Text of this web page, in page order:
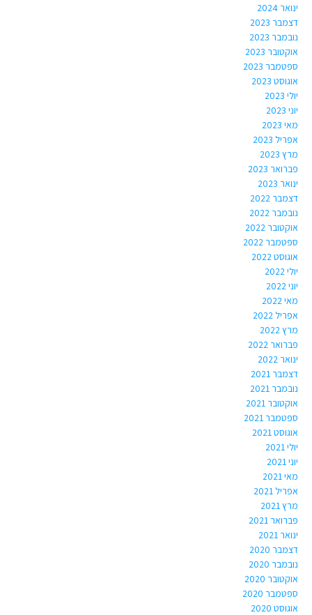
ינואר 2024
דצמבר 2023
נובמבר 2023
אוקטובר 2023
ספטמבר 2023
אוגוסט 2023
יולי 2023
יוני 2023
מאי 2023
אפריל 2023
מרץ 2023
פברואר 2023
ינואר 2023
דצמבר 2022
נובמבר 2022
אוקטובר 2022
ספטמבר 2022
אוגוסט 2022
יולי 2022
יוני 2022
מאי 2022
אפריל 2022
מרץ 2022
פברואר 2022
ינואר 2022
דצמבר 2021
נובמבר 2021
אוקטובר 2021
ספטמבר 2021
אוגוסט 2021
יולי 2021
יוני 2021
מאי 2021
אפריל 2021
מרץ 2021
פברואר 2021
ינואר 2021
דצמבר 2020
נובמבר 2020
אוקטובר 2020
ספטמבר 2020
אוגוסט 2020